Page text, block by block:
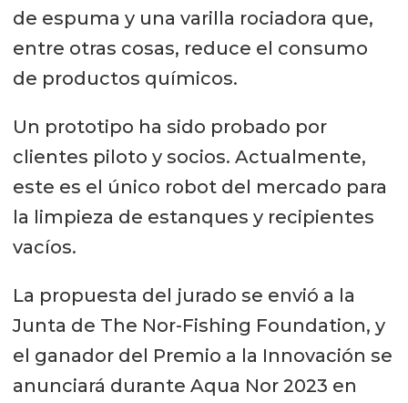
de espuma y una varilla rociadora que,
entre otras cosas, reduce el consumo
de productos químicos.
Un prototipo ha sido probado por
clientes piloto y socios. Actualmente,
este es el único robot del mercado para
la limpieza de estanques y recipientes
vacíos.
La propuesta del jurado se envió a la
Junta de The Nor-Fishing Foundation, y
el ganador del Premio a la Innovación se
anunciará durante Aqua Nor 2023 en